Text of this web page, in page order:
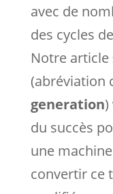
avec de
des cycles
Notre article
(abréviation
generation
du succès
une
convertir ce